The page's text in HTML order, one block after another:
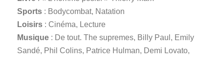
Sports : Bodycombat, Natation
Loisirs : Cinéma, Lecture
Musique : De tout. The supremes, Billy Paul, Emily
Sandé, Phil Colins, Patrice Hulman, Demi Lovato,